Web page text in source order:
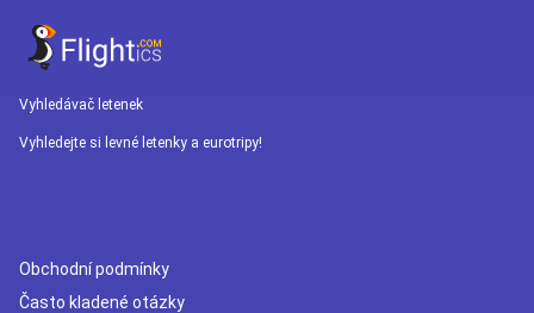
Vyhledávač letenek
Vyhledejte si levné letenky a eurotripy!
Obchodní podmínky
Často kladené otázky